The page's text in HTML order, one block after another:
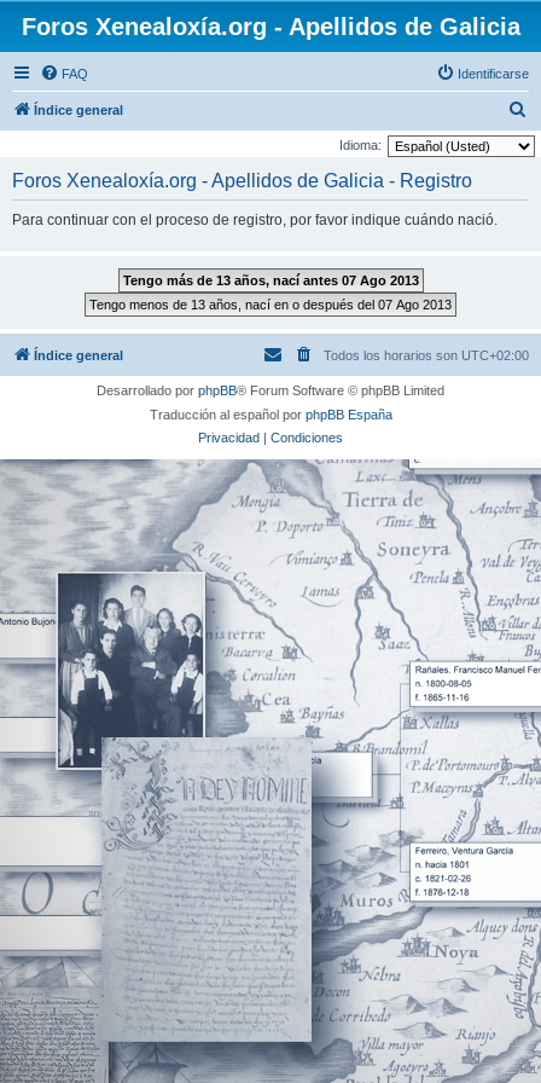
Foros Xenealoxía.org - Apellidos de Galicia
FAQ Identificarse
Índice general
u
Idioma:
Foros Xenealoxía.org - Apellidos de Galicia - Registro
Para continuar con el proceso de registro, por favor indique cuándo nació.
Índice general Todos los horarios son UTC+02:00
Desarrollado por phpBB® Forum Software © phpBB Limited
Traducción al español por phpBB España
Privacidad | Condiciones